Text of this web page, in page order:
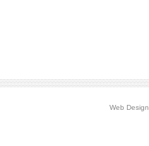
Web Design